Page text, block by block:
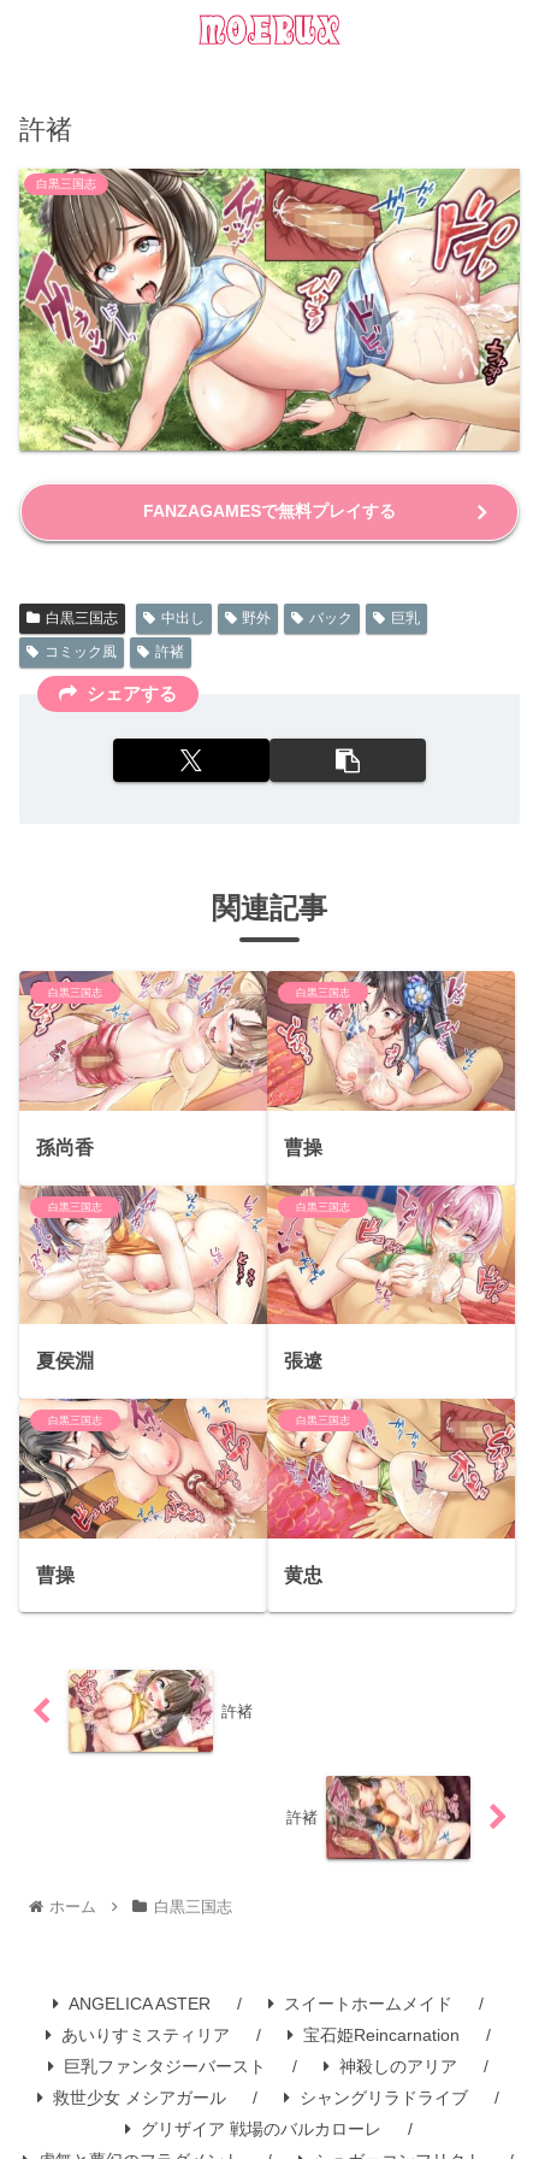
許褚
白黒三国志
FANZAGAMESで無料プレイする
白黒三国志 中出し 野外 バック
巨乳
コミック風
許褚
シェアする
関連記事
白黒三国志
孫尚香
白黒三国志
曹操
白黒三国志
夏侯淵
白黒三国志
張遼
白黒三国志
曹操
白黒三国志
黄忠
許褚
許褚
ホーム 白黒三国志
ANGELICA ASTER
スイートホームメイド
あいりすミスティリア
宝石姫Reincarnation
巨乳ファンタジーバースト
神殺しのアリア
救世少女 メシアガール
シャングリラドライブ
グリザイア 戦場のバルカローレ